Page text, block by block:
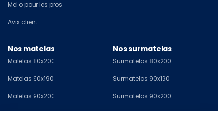
Mello pour les pros
Avis client
Nos matelas
Matelas 80x200
Matelas 90x190
Matelas 90x200
Matelas 120x190
Nos surmatelas
Surmatelas 80x200
Surmatelas 90x190
Surmatelas 90x200
Surmatelas 120x190